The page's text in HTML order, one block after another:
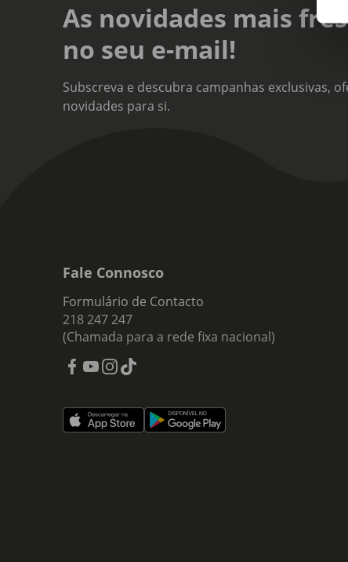
As novidades mais
no seu e-mail!
Subscreva e descubra campanhas exclusivas,
novidades para si.
Fale Connosco
Formulário de Contacto
218 247 247
(Chamada para a rede fixa nacional)